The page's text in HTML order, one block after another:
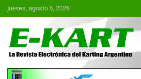
Saltar
al
jueves, agosto 6, 2026
E-Kart.com.ar | La